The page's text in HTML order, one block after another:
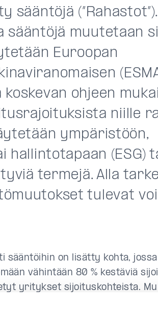
sääntöjä (”Rahastot”).
sääntöjä muutetaan
Euroopan
ohjeen
niille
ympäristöön,
hallintotapaan (ESG)
termejä. Alla
tulevat
sääntöihin on lisätty kohta,
vähintään 80 % kestäviä
yritykset sijoituskohteista.